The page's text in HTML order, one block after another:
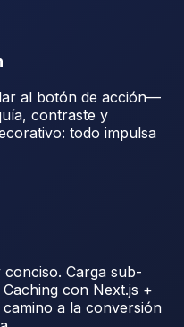
al botón de acción—
contraste y
todo impulsa
conciso. Carga sub-
con Next.js +
a la conversión